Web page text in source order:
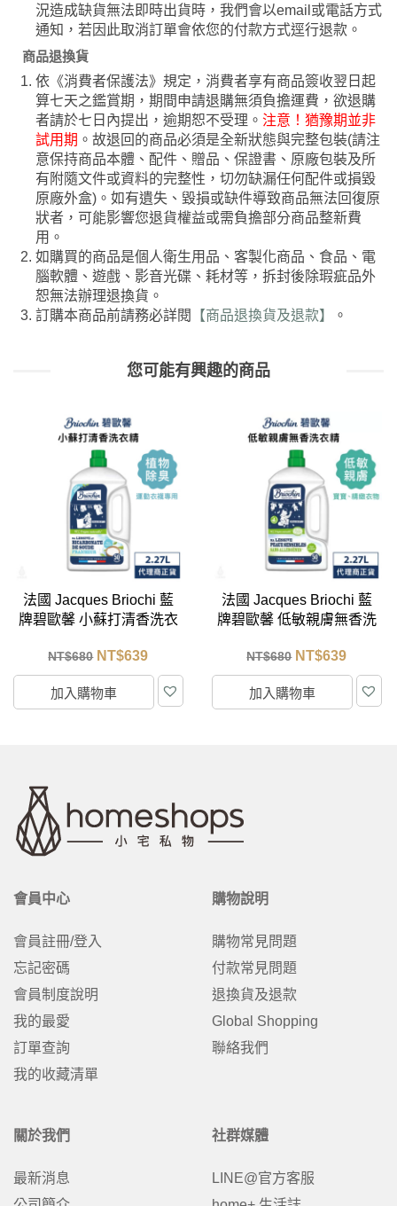
況造成缺貨無法即時出貨時，我們會以email或電話方式
通知，若因此取消訂單會依您的付款方式逕行退款。
商品退換貨
依《消費者保護法》規定，消費者享有商品簽收翌日起
算七天之鑑賞期，期間申請退購無須負擔運費，欲退購
者請於七日內提出，逾期恕不受理。 注意！猶豫期並非
試用期 。故退回的商品必須是全新狀態與完整包裝(請注
意保持商品本體、配件、贈品、保證書、原廠包裝及所
有附隨文件或資料的完整性，切勿缺漏任何配件或損毀
原廠外盒)。如有遺失、毀損或缺件導致商品無法回復原
狀者，可能影響您退貨權益或需負擔部分商品整新費
用。
如購買的商品是個人衛生用品、客製化商品、食品、電
腦軟體、遊戲、影音光碟、耗材等，拆封後除瑕疵品外
恕無法辦理退換貨。
訂購本商品前請務必詳閱
【商品退換貨及退款】 。
您可能有興趣的商品
法國 Jacques Briochi 藍
牌碧歐馨 低敏親膚無香洗
NT$680 NT$639
加入購物車
法國 KERZON 孚日廣場
香氛洗衣精 (玫瑰+天竺
NT$950 NT$874
加入購物車
會員中心
會員註冊/登入
忘記密碼
會員制度說明
我的最愛
訂單查詢
我的收藏清單
購物說明
購物常見問題
付款常見問題
退換貨及退款
Global Shopping
聯絡我們
關於我們
最新消息
社群媒體
LINE@官方客服